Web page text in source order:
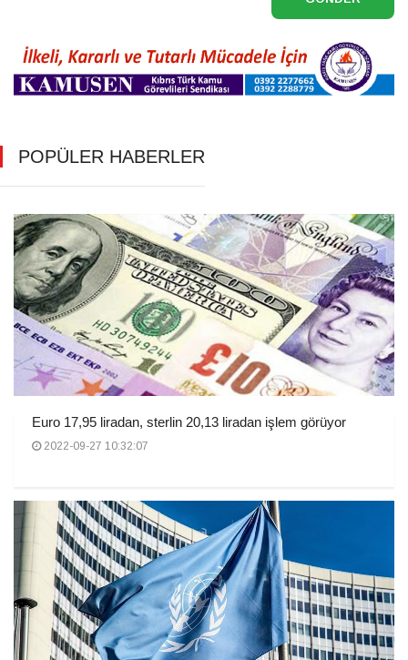
POPÜLER HABERLER
Euro 17,95 liradan, sterlin 20,13 liradan işlem görüyor
2022-09-27 10:32:07